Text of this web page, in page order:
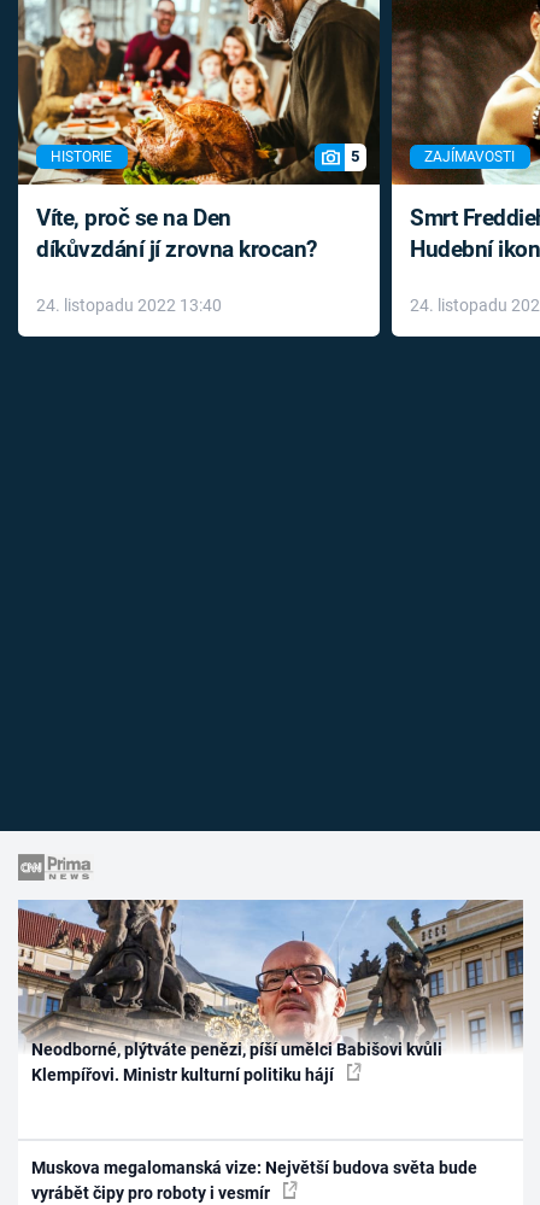
HISTORIE 5
Víte, proč se na Den
díkůvzdání jí zrovna krocan?
24. listopadu 2022 13:40
ZAJÍMAVOSTI
Smrt
Hudební
léky
24. listopadu
Neodborné, plýtváte penězi, píší umělci Babišovi kvůli
Klempířovi. Ministr kulturní politiku hájí
Muskova megalomanská vize: Největší budova světa bude
vyrábět čipy pro roboty i vesmír